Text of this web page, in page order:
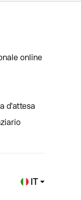
online
d'attesa
IT